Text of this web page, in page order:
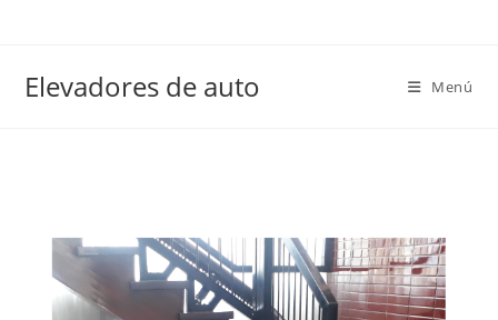
Elevadores de auto Menú